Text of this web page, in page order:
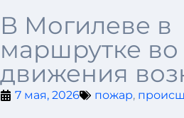
В Могилеве в
маршрутке
движения
7 мая, 2026 пожар,